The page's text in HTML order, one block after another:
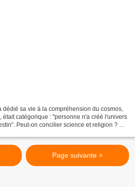
sa vie à la compréhension du cosmos,
était catégorique : "personne n'a créé l'univers
Peut-on concilier science et religion ? Si
Page suivante >